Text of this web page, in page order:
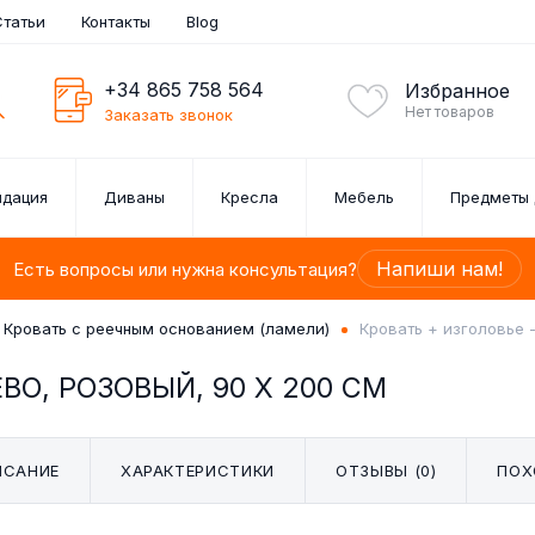
Контакты Blog
+34 865 758 564
Заказать звонок
Избранное
Нет товаров
КРЕСЛА
НАБОР СТОЛОВЫХ
Диваны
П-ОБРАЗНЫЕ ДИВАНЫ
Кресла Мебель
ПОЛКИ
Предметы
КАРТИНЫ
ПРИКРОВАТНЫЕ
ДЛЯ СПАЛЬНИ
Есть вопросы или нужна консультация? Напиши нам!
Кровать с реечным основанием (ламели) Кровать +
РОЗОВЫЙ, 90 X 200 СМ
ХАРАКТЕРИСТИКИ ОТЗЫВЫ (0)